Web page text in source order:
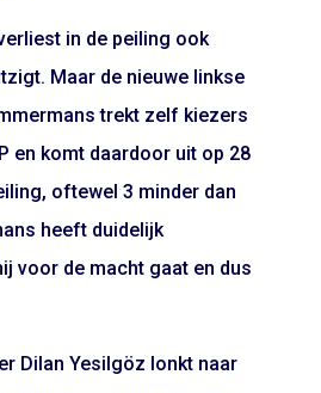
in de peiling ook
Maar de nieuwe linkse
trekt zelf kiezers
en komt daardoor uit op 28
oftewel 3 minder dan
heeft duidelijk
voor de macht gaat en dus
Dilan Yesilgöz lonkt naar